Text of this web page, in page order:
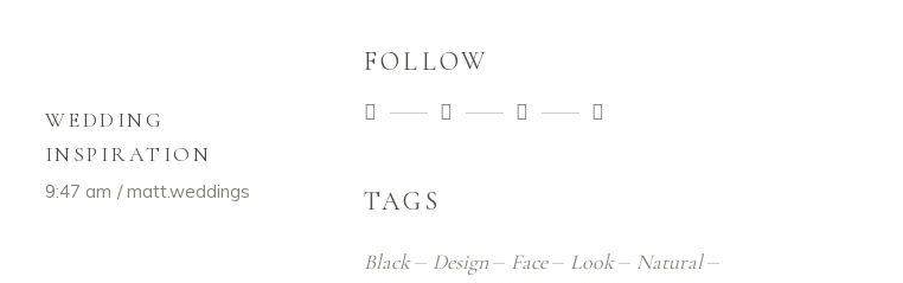
WEDDING
INSPIRATION
9:47 am matt.weddings
FOLLOW
TAGS
Black Design Face Look
Natural